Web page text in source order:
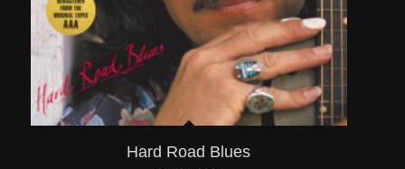
Hard Road Blues